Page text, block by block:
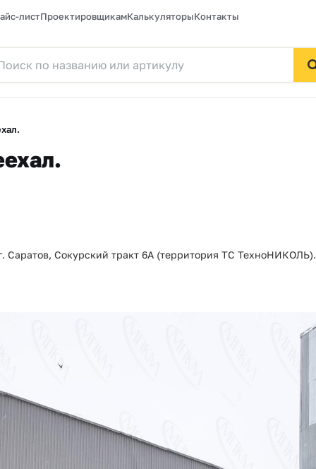
листПроектировщикамКалькуляторыКонтакты
Саратов, Сокурский тракт 6А (территория ТС ТехноНИКОЛЬ).